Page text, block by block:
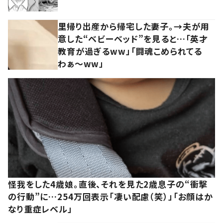
里帰り出産から帰宅した妻子。→夫が用
意した“ベビーベッド”を見ると…「英才
教育が過ぎるww」「闘魂こめられてる
わぁ～ww」
怪我をした4歳娘。直後、それを見た2歳息子の“衝撃
の行動”に…254万回表示「凄い配慮（笑）」「お顔はか
なり重症レベル」